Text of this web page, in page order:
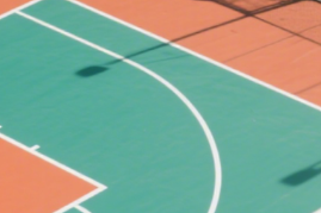
公司新闻
行业动态